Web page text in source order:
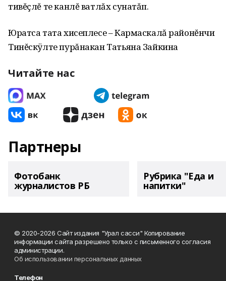
тивĕçлĕ те канлĕ ватлăх сунатăп.
Юратса тата хисеплесе – Кармаскалă районĕнчи
Тинĕскÿлте пурăнакан Татьяна Зайкина
Читайте нас
Партнеры
Фотобанк
журналистов РБ
Рубрика "Еда и
напитки"
© 2020-2026 Сайт издания "Урал сасси" Копирование
информации сайта разрешено только с письменного согласия
администрации.
Об использовании персональных данных
Телефон